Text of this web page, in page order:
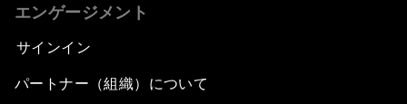
エンゲージメント
サインイン
パートナー（組織）について